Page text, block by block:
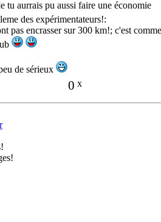
tu aurrais pu aussi faire une économie
des expérimentateurs!:
pas encrasser sur 300 km!; c'est comme
de sérieux
0 x